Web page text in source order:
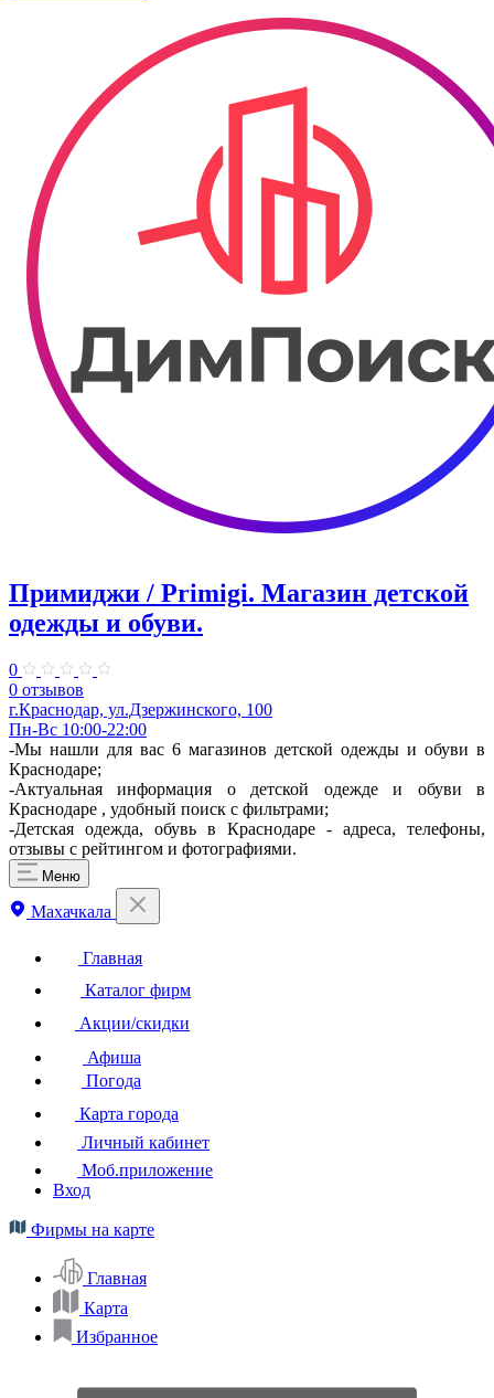
Примиджи / Primigi. Магазин детской
одежды и обуви.
0
0 отзывов
г.Краснодар, ул.Дзержинского, 100
Пн-Вс 10:00-22:00
-Мы нашли для вас 6 магазинов детской одежды и обуви в
Краснодаре;
-Актуальная информация о детской одежде и обуви в
Краснодаре , удобный поиск с фильтрами;
-Детская одежда, обувь в Краснодаре - адреса, телефоны,
отзывы с рейтингом и фотографиями.
Меню
Махачкала
Главная
Каталог фирм
Акции/скидки
Афиша
Погода
Карта города
Личный кабинет
Моб.приложение
Вход
Фирмы на карте
Главная
Карта
Избранное